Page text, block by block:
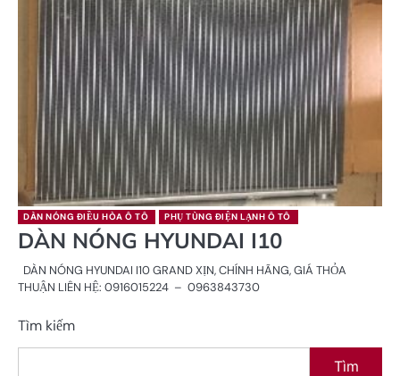
DÀN NÓNG ĐIỀU HÒA Ô TÔ PHỤ TÙNG ĐIỆN LẠNH Ô TÔ
DÀN NÓNG HYUNDAI I10
DÀN NÓNG HYUNDAI I10 GRAND XỊN, CHÍNH HÃNG, GIÁ THỎA
THUẬN LIÊN HỆ: 0916015224 – 0963843730
Tìm kiếm
Tìm